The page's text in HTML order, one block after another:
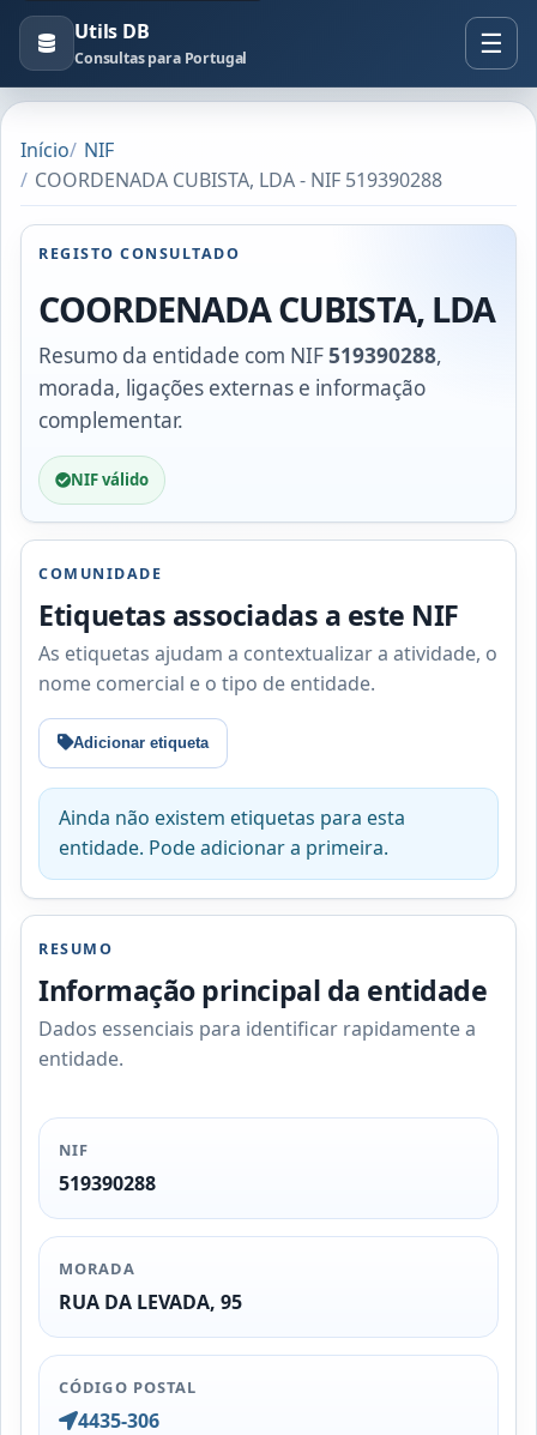
Utils DB
Consultas para Portugal
Início
NIF
COORDENADA CUBISTA, LDA - NIF 519390288
REGISTO CONSULTADO
COORDENADA CUBISTA, LDA
Resumo da entidade com NIF519390288,
morada, ligações externas e informação
complementar.
NIF válido
COMUNIDADE
Etiquetas associadas a este NIF
As etiquetas ajudam a contextualizar a atividade, o
nome comercial e o tipo de entidade.
Adicionar etiqueta
Ainda não existem etiquetas para esta
entidade. Pode adicionar a primeira.
RESUMO
Informação principal da entidade
Dados essenciais para identificar rapidamente a
entidade.
NIF
519390288
MORADA
RUA DA LEVADA, 95
CÓDIGO POSTAL
4435-306